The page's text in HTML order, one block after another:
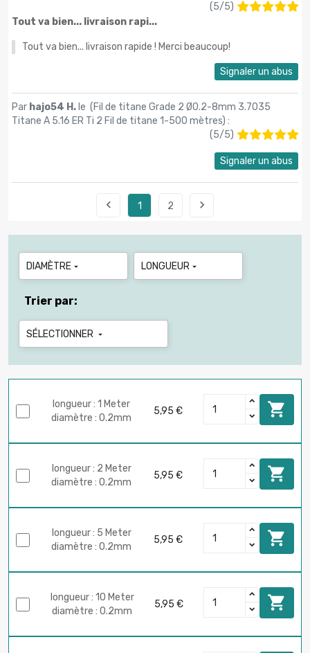
(5/5)
Tout va bien... livraison rapi...
Tout va bien... livraison rapide ! Merci beaucoup!
Signaler un abus
Par hajo54 H.le (Fil de titane Grade 2 Ø0.2-8mm 3.7035
Titane A 5.16 ER Ti 2 Fil de titane 1-500 mètres) :
(5/5)
Signaler un abus
 1 2 
DIAMÈTRE  LONGUEUR 
Trier par:
SÉLECTIONNER 
longueur : 1 Meter
diamètre : 0.2mm
5,95 € 
longueur : 2 Meter
diamètre : 0.2mm
5,95 € 
longueur : 5 Meter
diamètre : 0.2mm
5,95 € 
longueur : 10 Meter
diamètre : 0.2mm
5,95 € 